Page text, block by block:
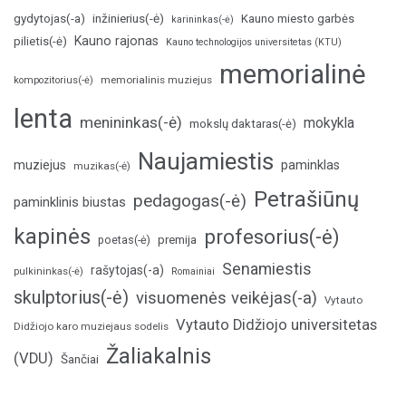
gydytojas(-a) inžinierius(-ė) karininkas(-ė)
Kauno miesto garbės
pilietis(-ė)
Kauno rajonas Kauno technologijos universitetas (KTU)
kompozitorius(-ė) memorialinis muziejus
memorialinė
lenta menininkas(-ė) mokslų daktaras(-ė) mokykla
muziejus muzikas(-ė) Naujamiestis paminklas
paminklinis biustas pedagogas(-ė) Petrašiūnų
kapinės poetas(-ė) premija profesorius(-ė)
pulkininkas(-ė) rašytojas(-a) Romainiai Senamiestis
skulptorius(-ė) visuomenės veikėjas(-a) Vytauto
Didžiojo karo muziejaus sodelis Vytauto Didžiojo universitetas
(VDU) Šančiai Žaliakalnis